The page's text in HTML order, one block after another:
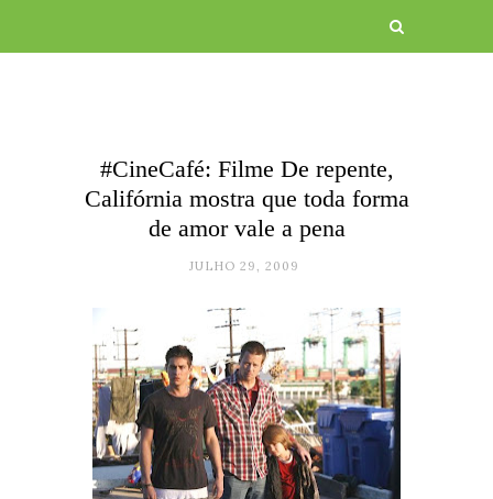
#CineCafé: Filme De repente,
Califórnia mostra que toda forma
de amor vale a pena
JULHO 29, 2009